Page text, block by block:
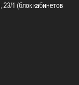
1 (блок кабинетов